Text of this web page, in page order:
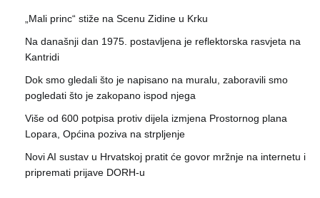
„Mali princ“ stiže na Scenu Zidine u Krku
Na današnji dan 1975. postavljena je reflektorska rasvjeta na
Kantridi
Dok smo gledali što je napisano na muralu, zaboravili smo
pogledati što je zakopano ispod njega
Više od 600 potpisa protiv dijela izmjena Prostornog plana
Lopara, Općina poziva na strpljenje
Novi AI sustav u Hrvatskoj pratit će govor mržnje na internetu i
pripremati prijave DORH-u